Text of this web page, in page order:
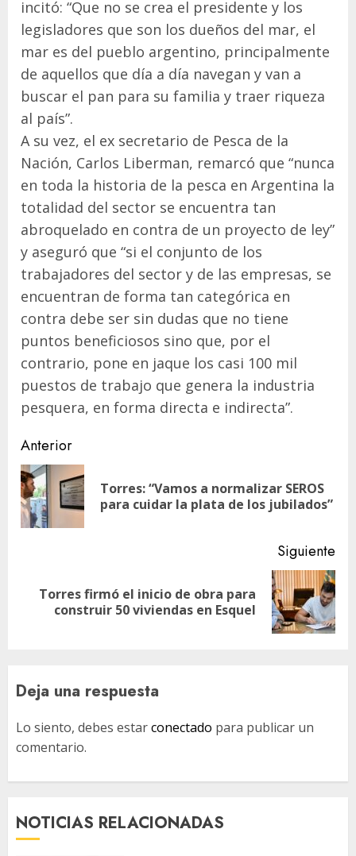
incitó: “Que no se crea el presidente y los
legisladores que son los dueños del mar, el
mar es del pueblo argentino, principalmente
de aquellos que día a día navegan y van a
buscar el pan para su familia y traer riqueza
al país”.
A su vez, el ex secretario de Pesca de la
Nación, Carlos Liberman, remarcó que “nunca
en toda la historia de la pesca en Argentina la
totalidad del sector se encuentra tan
abroquelado en contra de un proyecto de ley”
y aseguró que “si el conjunto de los
trabajadores del sector y de las empresas, se
encuentran de forma tan categórica en
contra debe ser sin dudas que no tiene
puntos beneficiosos sino que, por el
contrario, pone en jaque los casi 100 mil
puestos de trabajo que genera la industria
pesquera, en forma directa e indirecta”.
Navegación
de
entradas
Anterior
Torres: “Vamos a normalizar SEROS
para cuidar la plata de los jubilados”
Siguiente
Siguiente
entrada:
Torres firmó el inicio de obra para
construir 50 viviendas en Esquel
Deja una respuesta
Lo siento, debes estarconectado para publicar un
comentario.
NOTICIAS RELACIONADAS